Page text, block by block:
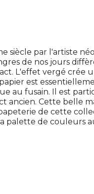
siècle par l'artiste
de nos jours
L'effet vergé crée
est
au fusain. Il est
ancien. Cette belle
de cette
palette de couleurs